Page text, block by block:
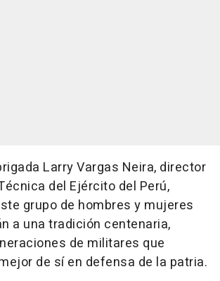
Larry Vargas Neira, director
del Ejército del Perú,
grupo de hombres y mujeres
a una tradición centenaria,
de militares que
de sí en defensa de la patria.